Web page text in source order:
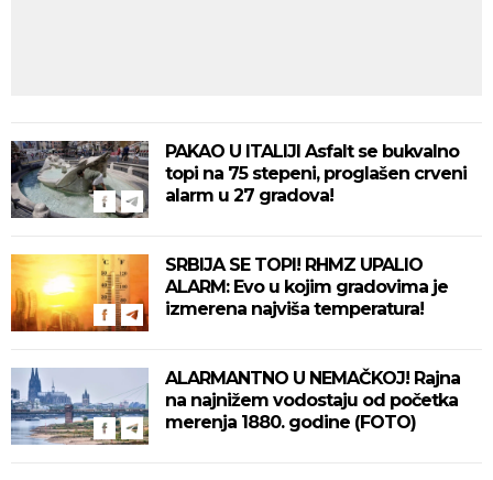
PAKAO U ITALIJI Asfalt se bukvalno
topi na 75 stepeni, proglašen crveni
alarm u 27 gradova!
SRBIJA SE TOPI! RHMZ UPALIO
ALARM: Evo u kojim gradovima je
izmerena najviša temperatura!
ALARMANTNO U NEMAČKOJ! Rajna
na najnižem vodostaju od početka
merenja 1880. godine (FOTO)